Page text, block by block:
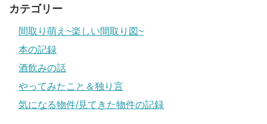
カテゴリー
間取り萌え~楽しい間取り図~
本の記録
酒飲みの話
やってみたこと＆独り言
気になる物件/見てきた物件の記録